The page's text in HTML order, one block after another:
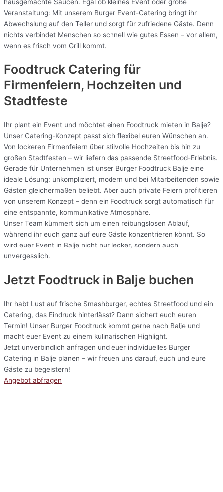
hausgemachte Saucen. Egal ob kleines Event oder große
Veranstaltung: Mit unserem Burger Event-Catering bringt ihr
Abwechslung auf den Teller und sorgt für zufriedene Gäste. Denn
nichts verbindet Menschen so schnell wie gutes Essen – vor allem,
wenn es frisch vom Grill kommt.
Foodtruck Catering für
Firmenfeiern, Hochzeiten und
Stadtfeste
Ihr plant ein Event und möchtet einen Foodtruck mieten in Balje?
Unser Catering-Konzept passt sich flexibel euren Wünschen an.
Von lockeren Firmenfeiern über stilvolle Hochzeiten bis hin zu
großen Stadtfesten – wir liefern das passende Streetfood-Erlebnis.
Gerade für Unternehmen ist unser Burger Foodtruck Balje eine
ideale Lösung: unkompliziert, modern und bei Mitarbeitenden sowie
Gästen gleichermaßen beliebt. Aber auch private Feiern profitieren
von unserem Konzept – denn ein Foodtruck sorgt automatisch für
eine entspannte, kommunikative Atmosphäre.
Unser Team kümmert sich um einen reibungslosen Ablauf,
während ihr euch ganz auf eure Gäste konzentrieren könnt. So
wird euer Event in Balje nicht nur lecker, sondern auch
unvergesslich.
Jetzt Foodtruck in Balje buchen
Ihr habt Lust auf frische Smashburger, echtes Streetfood und ein
Catering, das Eindruck hinterlässt? Dann sichert euch euren
Termin! Unser Burger Foodtruck kommt gerne nach Balje und
macht euer Event zu einem kulinarischen Highlight.
Jetzt unverbindlich anfragen und euer individuelles Burger
Catering in Balje planen – wir freuen uns darauf, euch und eure
Gäste zu begeistern!
Angebot abfragen